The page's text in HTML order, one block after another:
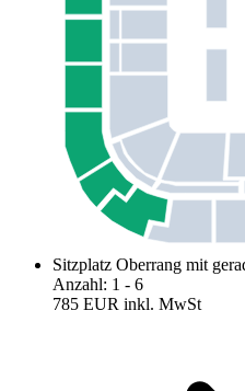
Sitzplatz Oberrang mit
Anzahl: 1 - 6
785 EUR inkl. MwSt